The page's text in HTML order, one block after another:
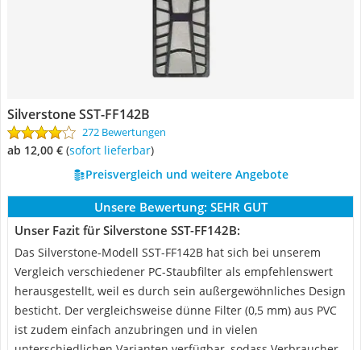
Silverstone SST-FF142B
272 Bewertungen
ab 12,00 € ( Sofort lieferbar)
Preisvergleich und weitere Angebote
Unsere Bewertung: SEHR GUT
Unser Fazit für Silverstone SST-FF142B:
Das Silverstone-Modell SST-FF142B hat sich bei unserem
Vergleich verschiedener PC-Staubfilter als empfehlenswert
herausgestellt, weil es durch sein außergewöhnliches Design
besticht. Der vergleichsweise dünne Filter (0,5 mm) aus PVC
ist zudem einfach anzubringen und in vielen